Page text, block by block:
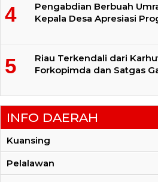
Pengabdian Berbuah
Kepala Desa Apresiasi
Riau Terkendali dari
Forkopimda dan Satgas
INFO DAERAH
Kuansing
Pelalawan